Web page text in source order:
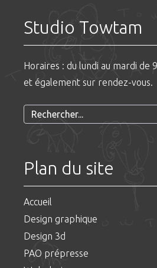
Studio Towtam
Horaires : du lundi au mardi de
et également sur rendez-vous.
Plan du site
Accueil
Design graphique
Design 3d
PAO prépresse